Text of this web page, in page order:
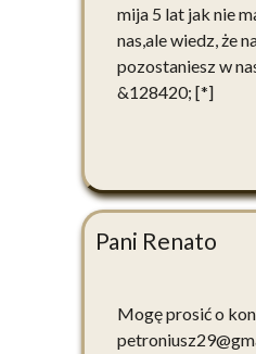
mija 5 lat jak nie
nas,ale wiedz, że
pozostaniesz w
&128420; [*]
Pani Renato
Mogę prosić o